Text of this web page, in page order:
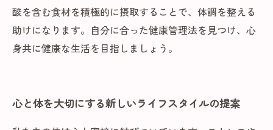
酸を含む食材を積極的に摂取することで、体調を整える
助けになります。自分に合った健康管理法を見つけ、心
身共に健康な生活を目指しましょう。
心と体を大切にする新しいライフスタイルの提案